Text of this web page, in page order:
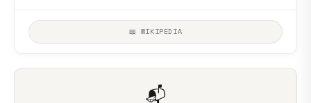
📖 WIKIPEDIA
📬